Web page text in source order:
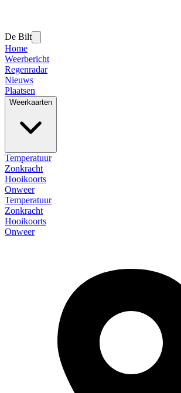
De Bilt
Home
Weerbericht
Regenradar
Nieuws
Plaatsen
Weerkaarten
Temperatuur
Zonkracht
Hooikoorts
Onweer
Temperatuur
Zonkracht
Hooikoorts
Onweer